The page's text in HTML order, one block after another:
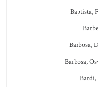
Baptista,
Barbosa,
Barbosa,
Bardi,